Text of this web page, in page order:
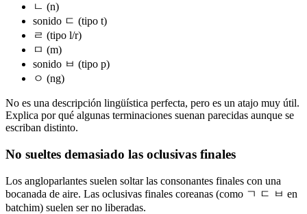
ㄴ (n)
sonido ㄷ (tipo t)
ㄹ (tipo l/r)
ㅁ (m)
sonido ㅂ (tipo p)
ㅇ (ng)
No es una descripción lingüística perfecta, pero es un atajo muy útil.
Explica por qué algunas terminaciones suenan parecidas aunque se
escriban distinto.
No sueltes demasiado las oclusivas finales
Los angloparlantes suelen soltar las consonantes finales con una
bocanada de aire. Las oclusivas finales coreanas (como ㄱ ㄷ ㅂ en
batchim) suelen ser no liberadas.